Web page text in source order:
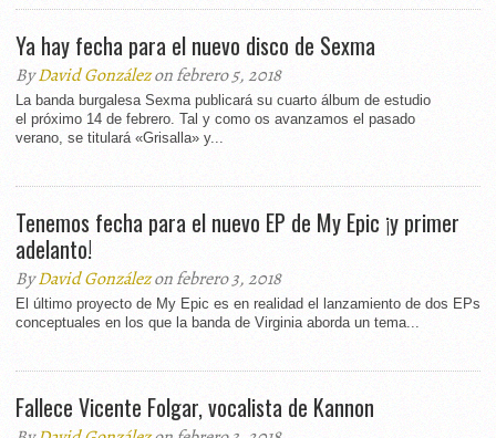
Ya hay fecha para el nuevo disco de Sexma
ByDavid Gonzálezon febrero 5, 2018
La banda burgalesa Sexma publicará su cuarto álbum de estudio
el próximo 14 de febrero. Tal y como os avanzamos el pasado
verano, se titulará «Grisalla» y...
Tenemos fecha para el nuevo EP de My Epic ¡y primer
adelanto!
ByDavid Gonzálezon febrero 3, 2018
El último proyecto de My Epic es en realidad el lanzamiento de dos EPs
conceptuales en los que la banda de Virginia aborda un tema...
Fallece Vicente Folgar, vocalista de Kannon